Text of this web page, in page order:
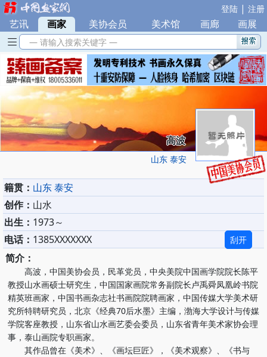
登陆 | 注册
艺讯 | 画家 美协会员 美术馆 画廊 画展
— 请输入搜索关键字 —
高波
山东 泰安
籍贯： 山东 泰安
创作： 山水
出生： 1973～
电话： 1385XXXXXXX 刮开
简介：
高波，中国美协会员，民革党员，中央美院中国画学院院长陈平
教授山水画硕士研究生，中国国家画院常务副院长卢禹舜凤凰岭书院
精英班画家，中国书画杂志社书画院院聘画家，中国传媒大学美术研
究所特聘研究员，北京《经典70后水墨》主编，渤海大学设计与传媒
学院客座教授，山东省山水画艺委会委员，山东省青年美术家协会理
事，泰山画院专职画家。
其作品曾在《美术》、《画坛巨匠》，《美术观察》、《书与